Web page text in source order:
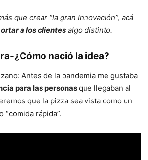
que crear “la gran Innovación”, acá
a los clientes algo distinto.
¿Cómo nació la idea?
Antes de la pandemia me gustaba
para las personasque llegaban al
que la pizza sea vista como un
“comida rápida”.